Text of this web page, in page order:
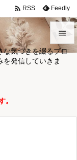
な気づきを綴るブロ
発信していきま


メニュ
前へ
 RSS Feedly
。